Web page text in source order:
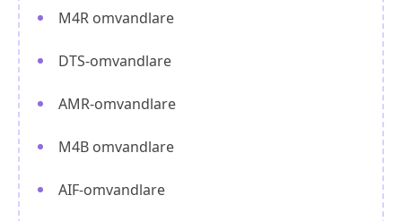
M4R omvandlare
DTS-omvandlare
AMR-omvandlare
M4B omvandlare
AIF-omvandlare